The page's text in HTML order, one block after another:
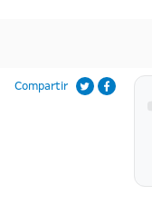
Compartir